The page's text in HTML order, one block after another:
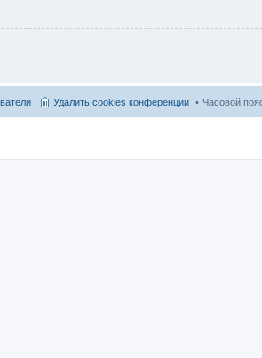
Часовой
Удалить cookies конференции